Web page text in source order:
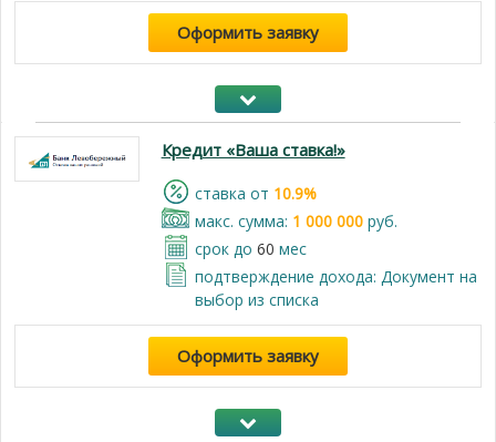
Оформить заявку
Кредит «Ваша ставка!»
cтавка от 10.9%
макс. сумма: 1 000 000руб.
срок до 60 мес
подтверждение дохода: Документ на
выбор из списка
Оформить заявку